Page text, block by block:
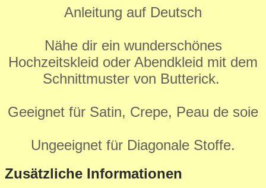
Anleitung auf Deutsch
Nähe dir ein wunderschönes
Hochzeitskleid oder Abendkleid mit dem
Schnittmuster von Butterick.
Geeignet für Satin, Crepe, Peau de soie
Ungeeignet für Diagonale Stoffe.
Zusätzliche Informationen